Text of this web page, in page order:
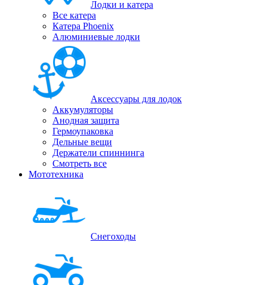
Лодки и катера
Все катера
Катера Phoenix
Алюминиевые лодки
Аксессуары для лодок
Аккумуляторы
Анодная защита
Гермоупаковка
Дельные вещи
Держатели спиннинга
Смотреть все
Мототехника
Снегоходы